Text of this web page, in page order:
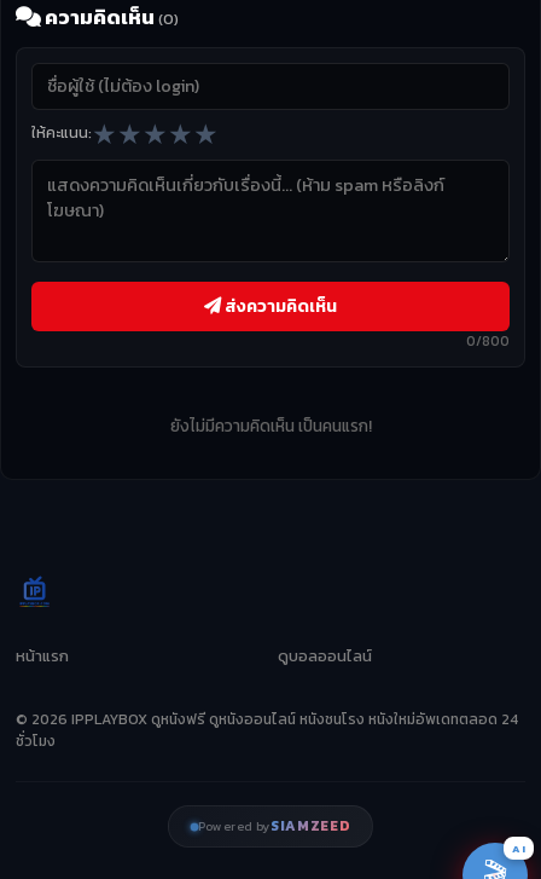
ความคิดเห็น (0)
ให้คะแนน:★★★★★
0/800
ส่งความคิดเห็น
ยังไม่มีความคิดเห็น เป็นคนแรก!
หน้าแรก ดูบอลออนไลน์
© 2026 IPPLAYBOX ดูหนังฟรี ดูหนังออนไลน์ หนังชนโรง หนังใหม่อัพเดทตลอด 24
ชั่วโมง
Powered bySIAMZEED
AI